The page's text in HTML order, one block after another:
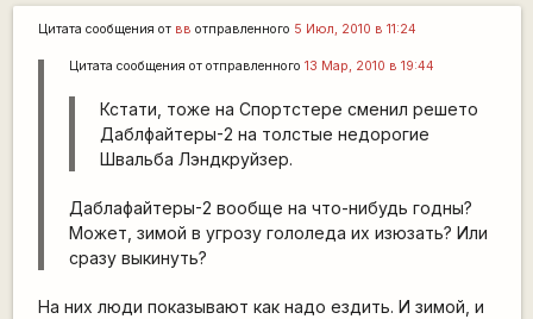
Цитата сообщения от вв отправленного 5 Июл, 2010 в 11:24
Цитата сообщения от отправленного 13 Мар, 2010 в 19:44
Кстати, тоже на Спортстере сменил решето
Даблфайтеры-2 на толстые недорогие
Швальба Лэндкруйзер.
Даблафайтеры-2 вообще на что-нибудь годны?
Может, зимой в угрозу гололеда их изюзать? Или
сразу выкинуть?
На них люди показывают как надо ездить. И зимой, и